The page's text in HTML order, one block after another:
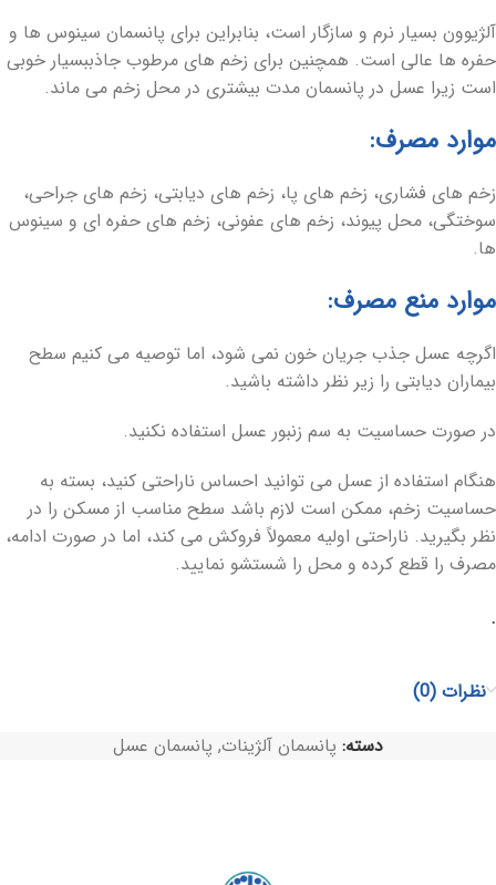
آلژیوون بسیار نرم و سازگار است، بنابراین برای پانسمان سینوس ها و
حفره ها عالی است. همچنین برای زخم های مرطوب جاذببسیار خوبی
است زیرا عسل در پانسمان مدت بیشتری در محل زخم می ماند.
موارد مصرف:
زخم های فشاری، زخم های پا، زخم های دیابتی، زخم های جراحی،
سوختگی، محل پیوند، زخم های عفونی، زخم های حفره ای و سینوس
ها.
موارد منع مصرف:
اگرچه عسل جذب جریان خون نمی شود، اما توصیه می کنیم سطح
بیماران دیابتی را زیر نظر داشته باشید.
در صورت حساسیت به سم زنبور عسل استفاده نکنید.
هنگام استفاده از عسل می توانید احساس ناراحتی کنید، بسته به
حساسیت زخم، ممکن است لازم باشد سطح مناسب از مسکن را در
نظر بگیرید. ناراحتی اولیه معمولاً فروکش می کند، اما در صورت ادامه،
مصرف را قطع کرده و محل را شستشو نمایید.
.
نظرات (0)
دسته: پانسمان آلژینات, پانسمان عسل